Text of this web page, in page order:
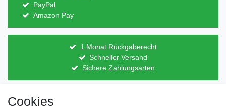
PayPal
Amazon Pay
1 Monat Rückgaberecht
Schneller Versand
Sichere Zahlungsarten
Direkt vom Hersteller
Cookies